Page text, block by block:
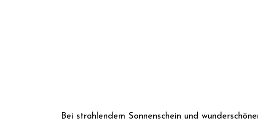
Bei strahlendem Sonnenschein und